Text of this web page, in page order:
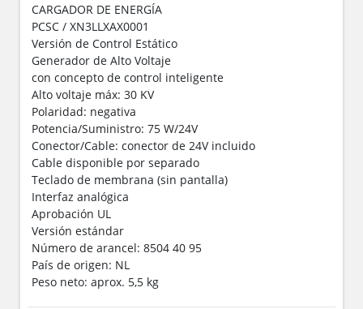
CARGADOR DE ENERGÍA
PCSC / XN3LLXAX0001
Versión de Control Estático
Generador de Alto Voltaje
con concepto de control inteligente
Alto voltaje máx: 30 KV
Polaridad: negativa
Potencia/Suministro: 75 W/24V
Conector/Cable: conector de 24V incluido
Cable disponible por separado
Teclado de membrana (sin pantalla)
Interfaz analógica
Aprobación UL
Versión estándar
Número de arancel: 8504 40 95
País de origen: NL
Peso neto: aprox. 5,5 kg